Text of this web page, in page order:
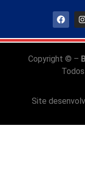
Copyright © –
Site